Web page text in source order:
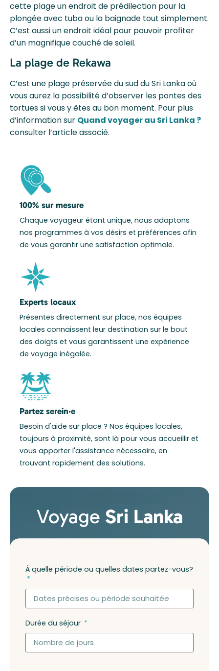
cette plage un endroit de prédilection pour la
plongée avec tuba ou la baignade tout simplement.
C’est aussi un endroit idéal pour pouvoir profiter
d’un magnifique couché de soleil.
La plage de Rekawa
C’est une plage préservée du sud du Sri Lanka où
vous aurez la possibilité d’observer les pontes des
tortues si vous y êtes au bon moment. Pour plus
d’information sur Quand voyager au Sri Lanka ?
consulter l’article associé.
100% sur mesure
Chaque voyageur étant unique, nous adaptons
nos programmes à vos désirs et préférences afin
de vous garantir une satisfaction optimale.
Experts locaux
Présentes directement sur place, nos équipes
locales connaissent leur destination sur le bout
des doigts et vous garantissent une expérience
de voyage inégalée.
Partez serein·e
Besoin d'aide sur place ? Nos équipes locales,
toujours à proximité, sont là pour vous accueillir et
vous apporter l'assistance nécessaire, en
trouvant rapidement des solutions.
Voyage Sri Lanka
À quelle période ou quelles dates partez-vous?
Durée du séjour